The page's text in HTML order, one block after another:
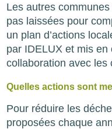
Les autres
pas laissées pour
un plan d’actions
par IDELUX et mis
collaboration avec les
Quelles actions sont
Pour réduire les
proposées chaque